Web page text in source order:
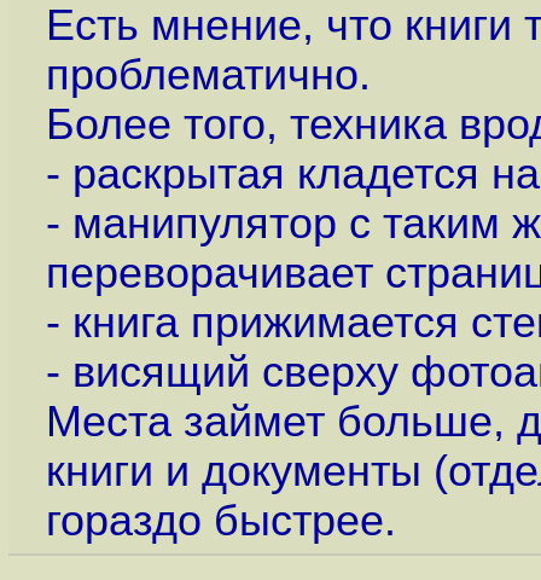
Есть мнение, что книги
проблематично.
Более того, техника
- раскрытая кладется
- манипулятор с таким
переворачивает
- книга прижимается
- висящий сверху
Места займет больше,
книги и документы
гораздо быстрее.